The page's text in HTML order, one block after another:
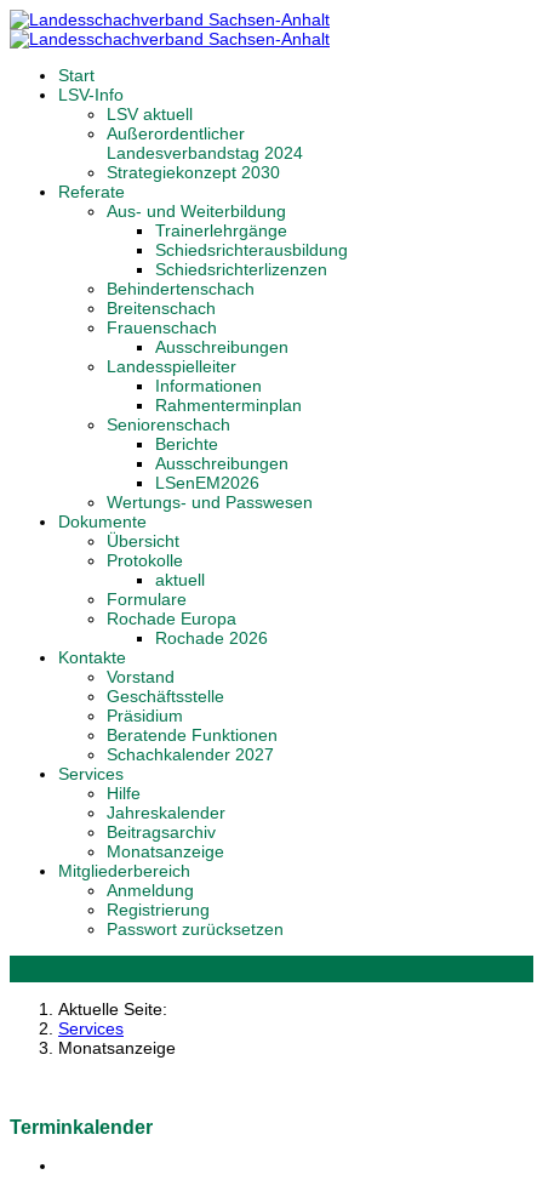
Start
LSV-Info
LSV aktuell
Außerordentlicher
Landesverbandstag 2024
Strategiekonzept 2030
Referate
Aus- und Weiterbildung
Trainerlehrgänge
Schiedsrichterausbildung
Schiedsrichterlizenzen
Behindertenschach
Breitenschach
Frauenschach
Ausschreibungen
Landesspielleiter
Informationen
Rahmenterminplan
Seniorenschach
Berichte
Ausschreibungen
LSenEM2026
Wertungs- und Passwesen
Dokumente
Übersicht
Protokolle
aktuell
Formulare
Rochade Europa
Rochade 2026
Kontakte
Vorstand
Geschäftsstelle
Präsidium
Beratende Funktionen
Schachkalender 2027
Services
Hilfe
Jahreskalender
Beitragsarchiv
Monatsanzeige
Mitgliederbereich
Anmeldung
Registrierung
Passwort zurücksetzen
Aktuelle Seite:
Services
Monatsanzeige
Terminkalender